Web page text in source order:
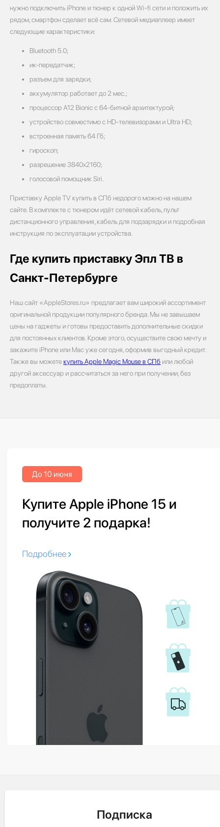
нужно подключить iPhone и тюнер к одной Wi-fi сети и положить их
рядом, смартфон сделает всё сам. Сетевой медиаплеер имеет
следующие характеристики:
Bluetooth 5.0;
ик-передатчик;
разъем для зарядки;
аккумулятор работает до 2 мес.;
процессор А12 Bionic с 64-битной архитектурой;
устройство совместимо с HD-телевизорами и Ultra HD;
встроенная память 64 Гб;
гироскоп;
разрешение 3840x2160;
голосовой помощник Siri.
Приставку Apple TV купить в СПб недорого можно на нашем
сайте. В комплекте с тюнером идёт сетевой кабель, пульт
дистанционного управления, кабель для подзарядки и подробная
инструкция по эксплуатации устройства.
Где купить приставку Эпл ТВ в
Санкт-Петербурге
Наш сайт «AppleStores.ru» предлагает вам широкий ассортимент
оригинальной продукции популярного бренда. Мы не завышаем
цены на гаджеты и готовы предоставить дополнительные скидки
для постоянных клиентов. Кроме этого, осуществите свою мечту и
закажите iPhone или Mac уже сегодня, оформив выгодный кредит.
Также вы можетекупить Apple Magic Mouse в СПб или любой
другой аксессуар и рассчитаться за него при получении, без
предоплаты.
До 10 июня
Купите Apple iPhone 15 и
получите 2 подарка!
Подробнее
Подписка